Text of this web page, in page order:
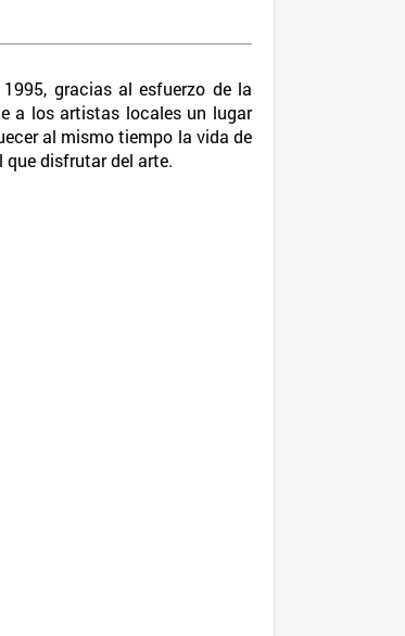
gracias al esfuerzo de la
a los artistas locales un lugar
al mismo tiempo la vida de
que disfrutar del arte.